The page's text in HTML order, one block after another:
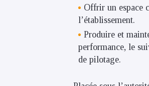
Offrir un espace
l’établissement.
Produire et
performance, le
de pilotage.